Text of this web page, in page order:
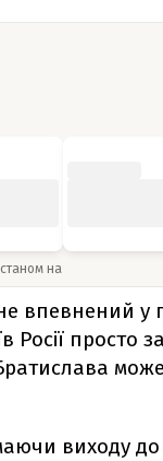
на
впевнений у
Росії просто
виходу до